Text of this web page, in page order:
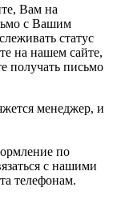
Вам на
с Вашим
статус
на нашем сайте,
получать письмо
менеджер, и
по
с нашими
телефонам.